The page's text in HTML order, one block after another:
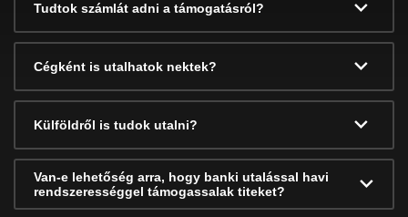
Tudtok számlát adni a támogatásról?
Cégként is utalhatok nektek?
Külföldről is tudok utalni?
Van-e lehetőség arra, hogy banki utalással havi
rendszerességgel támogassalak titeket?